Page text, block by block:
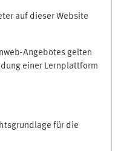
auf dieser Website
Angebotes gelten
einer Lernplattform
für die